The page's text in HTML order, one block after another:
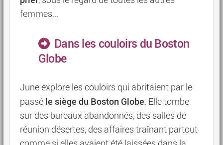
femmes...
Dans les couloirs du Boston
Globe
June explore les couloirs qui abritaient par le
passé le siège du Boston Globe. Elle tombe
sur des bureaux abandonnés, des salles de
réunion désertes, des affaires traînant partout